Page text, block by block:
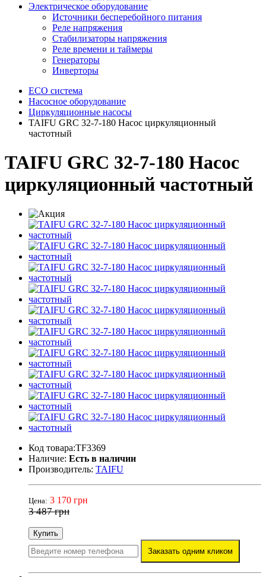
Электрическое оборудование
Источники бесперебойного питания
Реле напряжения
Стабилизаторы напряжения
Реле времени и таймеры
Генераторы
Инверторы
ECO система
Насосное оборудование
Циркуляционные насосы
TAIFU GRC 32-7-180 Насос циркуляционный
частотный
TAIFU GRC 32-7-180 Насос
циркуляционный частотный
Код товара:TF3369
Наличие: Есть в наличии
Производитель: TAIFU
Цена: 3 170 грн
3 487 грн
Купить
Заказать одним кликом